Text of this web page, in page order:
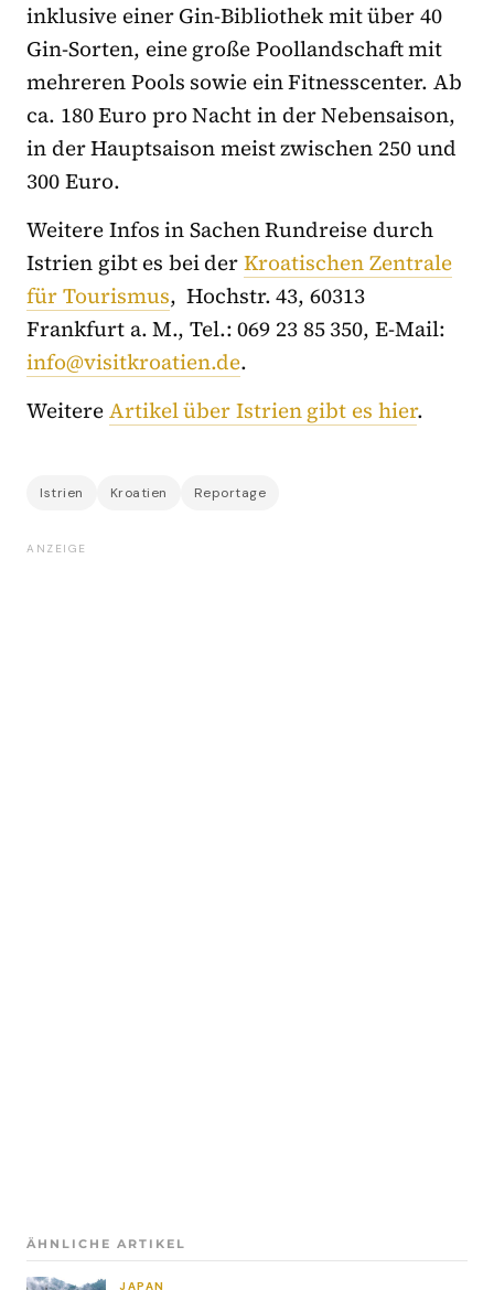
inklusive einer Gin-Bibliothek mit über 40
Gin-Sorten, eine große Poollandschaft mit
mehreren Pools sowie ein Fitnesscenter. Ab
ca. 180 Euro pro Nacht in der Nebensaison,
in der Hauptsaison meist zwischen 250 und
300 Euro.
Weitere Infos in Sachen Rundreise durch
Istrien gibt es bei derKroatischen Zentrale
für Tourismus, Hochstr. 43, 60313
Frankfurt a. M., Tel.: 069 23 85 350, E-Mail:
info@visitkroatien.de.
WeitereArtikel über Istrien gibt es hier.
Istrien Kroatien Reportage
ANZEIGE
ÄHNLICHE ARTIKEL
JAPAN